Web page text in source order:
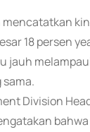
mencatatkan
18 persen
jauh
Division